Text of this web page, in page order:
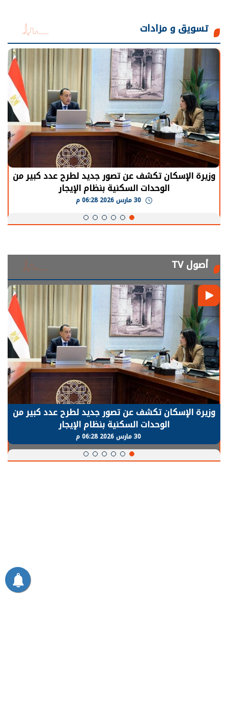
تسويق و مزادات
وزيرة الإسكان تكشف عن تصور جديد لطرح عدد كبير من
الوحدات السكنية بنظام الإيجار
أصول TV
وزيرة الإسكان تكشف عن تصور جديد لطرح عدد كبير من
الوحدات السكنية بنظام الإيجار